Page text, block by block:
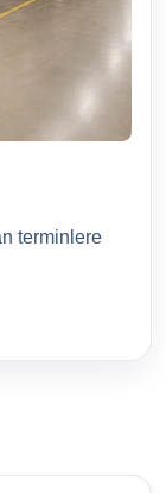
terminlere